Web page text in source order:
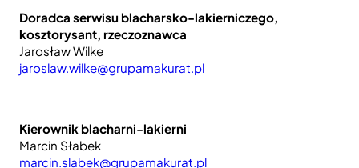
Doradca serwisu blacharsko-lakierniczego,
kosztorysant, rzeczoznawca
Jarosław Wilke
jaroslaw.wilke@grupamakurat.pl
Kierownik blacharni-lakierni
Marcin Słabek
marcin.slabek@grupamakurat.pl